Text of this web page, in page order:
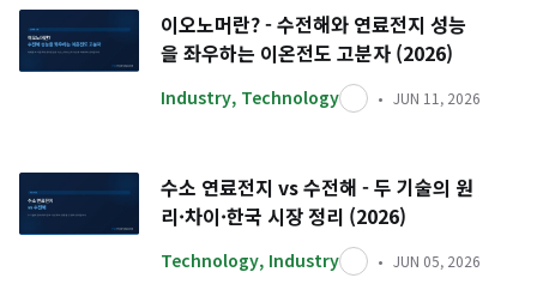
이오노머란? - 수전해와 연료전지 성능
을 좌우하는 이온전도 고분자 (2026)
Industry, Technology JUN 11, 2026
수소 연료전지 vs 수전해 - 두 기술의 원
리·차이·한국 시장 정리 (2026)
Technology, Industry JUN 05, 2026